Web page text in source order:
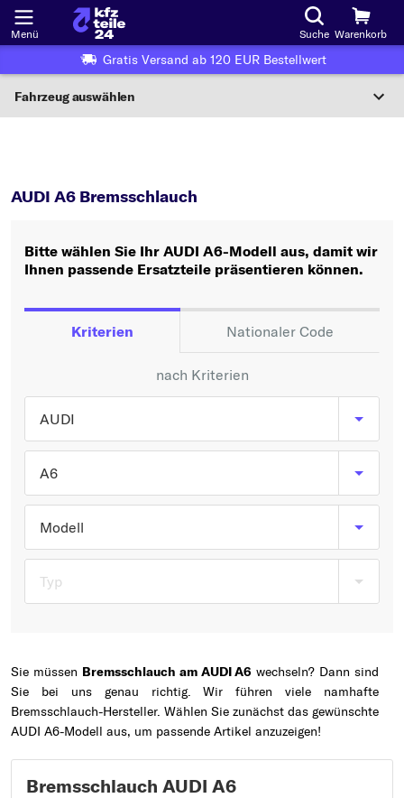
Menü Suche Warenkorb
Gratis Versand ab 120 EUR Bestellwert
Fahrzeug auswählen
Wo finde ich die?
Oder
Hersteller wählen
Typ wählen
AUDI A6 Bremsschlauch
Bitte wählen Sie Ihr AUDI A6-Modell aus, damit wir
Ihnen passende Ersatzteile präsentieren können.
Kriterien Nationaler Code
nach Kriterien
AUDI
A6
Modell
Typ
Sie müssen Bremsschlauch am AUDI A6 wechseln? Dann sind
Sie bei uns genau richtig. Wir führen viele namhafte
Bremsschlauch-Hersteller. Wählen Sie zunächst das gewünschte
AUDI A6-Modell aus, um passende Artikel anzuzeigen!
Bremsschlauch AUDI A6